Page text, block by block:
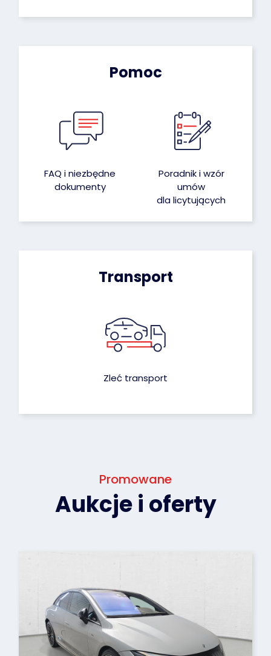
Pomoc
FAQ i niezbędne
dokumenty
Poradnik i wzór
umów
dla licytujących
Transport
Zleć transport
Promowane
Aukcje i oferty